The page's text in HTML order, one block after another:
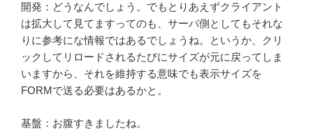
開発：どうなんでしょう。でもとりあえずクライアント
は拡大して見てますってのも、サーバ側としてもそれな
りに参考にな情報ではあるでしょうね。というか、クリ
ックしてリロードされるたびにサイズが元に戻ってしま
いますから、それを維持する意味でも表示サイズを
FORMで送る必要はあるかと。
基盤：お腹すきましたね。